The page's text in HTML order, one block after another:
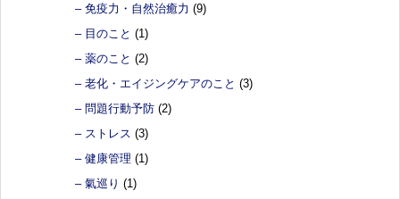
– 免疫力・自然治癒力 (9)
– 目のこと (1)
– 薬のこと (2)
– 老化・エイジングケアのこと (3)
– 問題行動予防 (2)
– ストレス (3)
– 健康管理 (1)
– 氣巡り (1)